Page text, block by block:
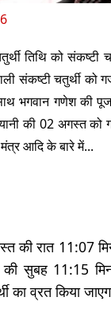
तिथि को
संकष्टी चतुर्थी को
भगवान गणेश की
की 02 अगस्त को
आदि के बारे में...
की रात 11:07
सुबह 11:15
का व्रत किया